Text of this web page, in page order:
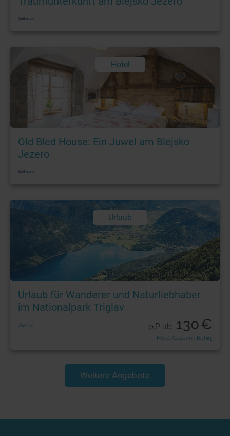
Hotel
Foto: © booking.dom
Old Bled House: Ein Juwel am Blejsko
Jezero
Urlaub
Foto: © © angelus_liam / Dollar Photo Club
Urlaub für Wanderer und Naturliebhaber
im Nationalpark Triglav
p.P ab 130€
Hotel Gasperin Bohinj
Weitere Angebote